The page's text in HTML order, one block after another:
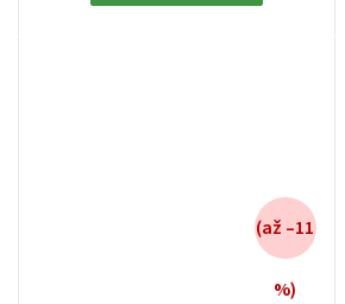
(až –11
%)